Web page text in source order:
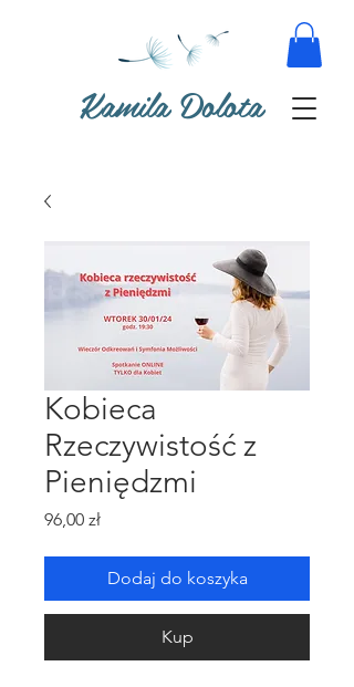
Kamila Dolota
Kobieca
Rzeczywistość z
Pieniędzmi
96,00 złCena
Dodaj do koszyka
Kup